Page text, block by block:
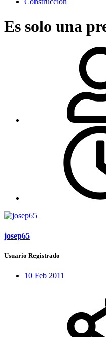
Es solo una
josep65
Usuario Registrado
10 Feb 2011